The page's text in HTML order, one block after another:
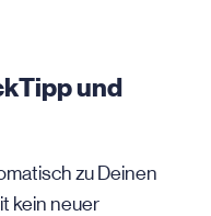
und
zu Deinen
kein neuer